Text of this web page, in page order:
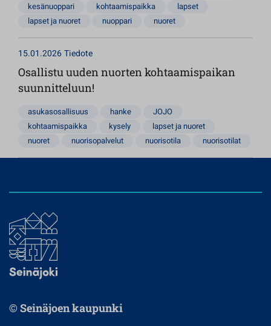
kesänuoppari
kohtaamispaikka
lapset
lapset ja nuoret
nuoppari nuoret
15.01.2026Tiedote
Osallistu uuden nuorten kohtaamispaikan
suunnitteluun!
asukasosallisuus hanke
JOJO
kohtaamispaikka
kysely
lapset ja nuoret
nuoret
nuorisopalvelut nuorisotila nuorisotilat
© Seinäjoen kaupunki